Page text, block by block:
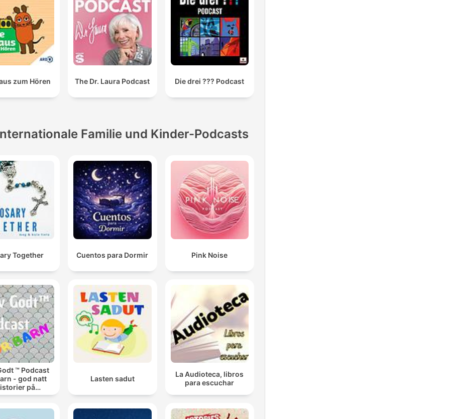
zum Hören The Dr. Laura Podcast Die drei ??? Podcast
Familie und Kinder-Podcasts
Together Cuentos para Dormir Pink Noise
™ Podcast
- god natt
på
Lasten sadut
La Audioteca, libros
para escuchar